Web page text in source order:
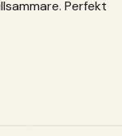
Perfekt